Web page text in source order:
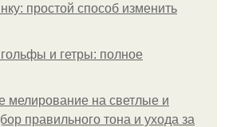
простой способ изменить
и гетры: полное
мелирование на светлые и
правильного тона и ухода за